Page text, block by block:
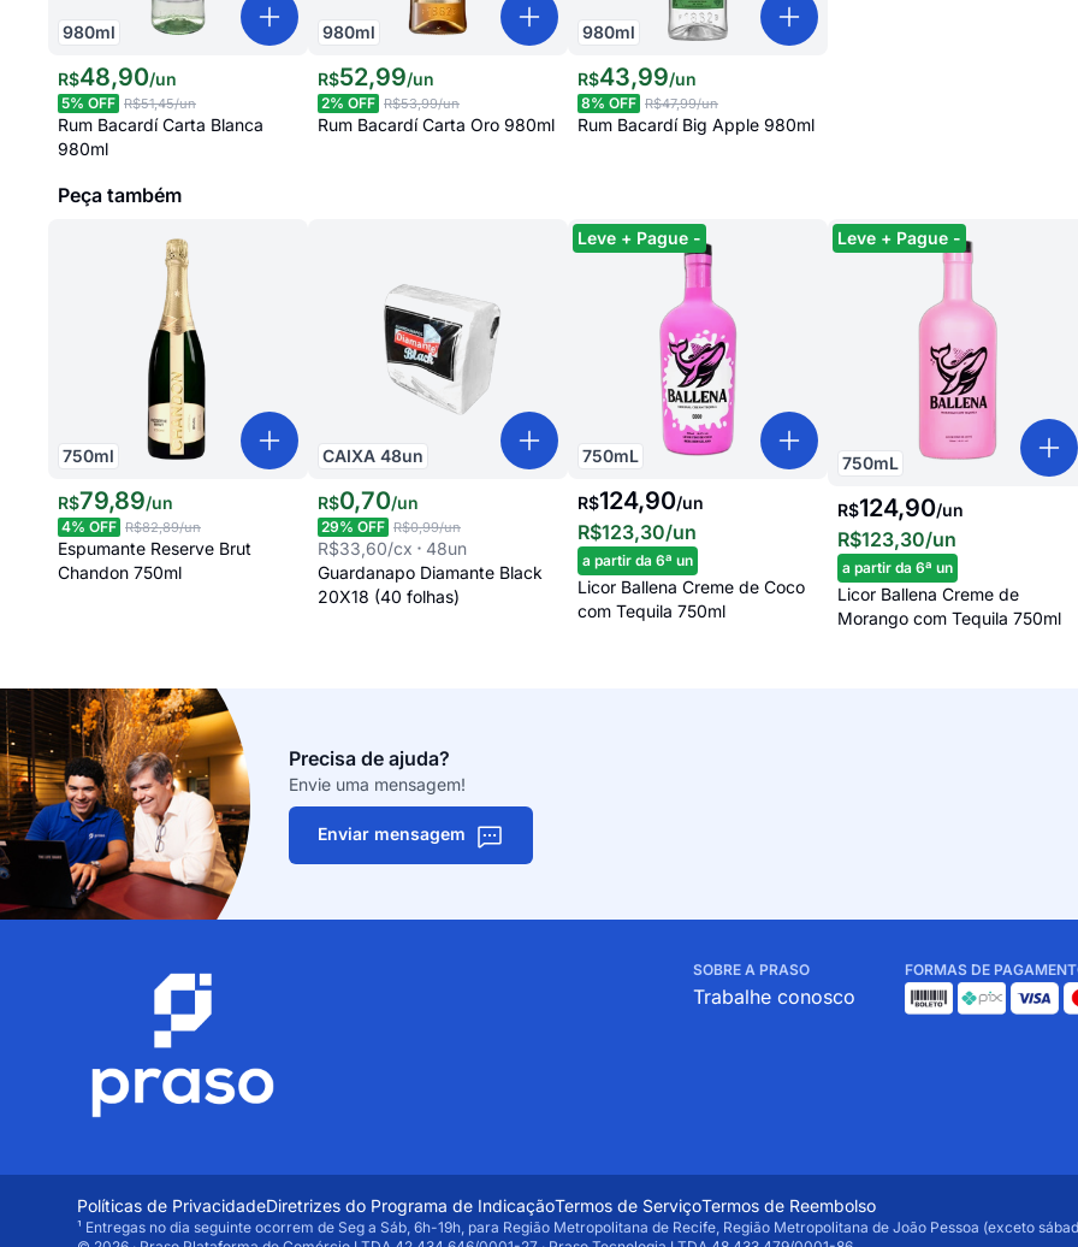
980ml
R$48,90/un
5% OFF R$51,45/un
Rum Bacardí Carta Blanca
980ml
980ml
R$52,99/un
2% OFF R$53,99/un
Rum Bacardí Carta Oro 980ml
980ml
R$43,99/un
8% OFF R$47,99/un
Rum Bacardí Big Apple 980ml
Peça também
750ml
R$79,89/un
4% OFF R$82,89/un
Espumante Reserve Brut
Chandon 750ml
CAIXA 48un
R$0,70/un
29% OFF R$0,99/un
R$33,60/cx 48un
Guardanapo Diamante Black
20X18 (40 folhas)
750mL
Leve + Pague -
R$124,90/un
R$123,30/un
a partir da 6ª un
Licor Ballena Creme de Coco
com Tequila 750ml
750mL
Leve + Pague -
R$124,90/un
R$123,30/un
a partir da 6ª un
Licor Ballena Creme de
Morango com Tequila 750ml
Precisa de ajuda?
Envie uma mensagem!
Enviar mensagem
SOBRE A PRASO
Trabalhe conosco
FORMAS DE
Políticas de PrivacidadeDiretrizes do Programa de IndicaçãoTermos de ServiçoTermos de Reembolso
¹ Entregas no dia seguinte ocorrem de Seg a Sáb, 6h-19h, para Região Metropolitana de Recife, Região Metropolitana de João Pessoa (exceto